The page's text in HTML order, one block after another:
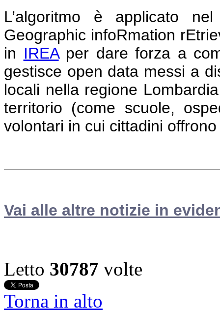
L’algoritmo è applicato
Geographic infoRmation
in IREAper dare forza a
gestisce open data messi a
locali nella regione
territorio (come scuole,
volontari in cui cittadini
Vai alle altre notizie in
Letto 30787 volte
Torna in alto